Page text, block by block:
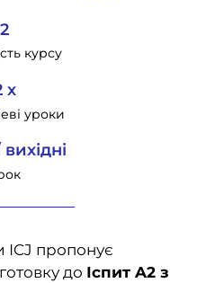
2
курсу
х
уроки
ICJ пропонує
до Іспит A2 з